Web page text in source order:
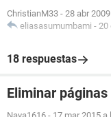
ChristianM33 - 28 abr
eliasasumumbami - 20
18 respuestas
Eliminar